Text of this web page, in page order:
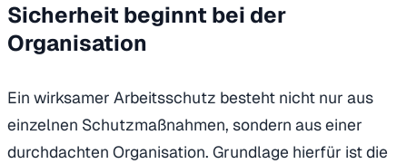
Sicherheit beginnt bei der
Organisation
Ein wirksamer Arbeitsschutz besteht nicht nur aus
einzelnen Schutzmaßnahmen, sondern aus einer
durchdachten Organisation. Grundlage hierfür ist die